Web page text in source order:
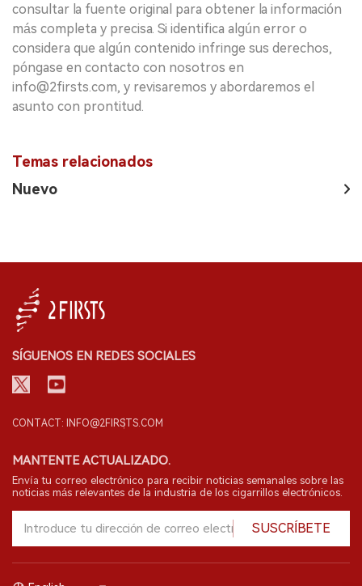
consultar la fuente original para obtener la información
más completa y precisa. Si identifica algún error o
considera que algún contenido infringe sus derechos,
póngase en contacto con nosotros en
info@2firsts.com, y revisaremos y abordaremos el
asunto con prontitud.
Temas relacionados
Nuevo
SÍGUENOS EN REDES SOCIALES
CONTACT: INFO@2FIRSTS.COM
MANTENTE ACTUALIZADO.
Envía tu correo electrónico para recibir noticias semanales sobre las
noticias más relevantes de la industria de los cigarrillos electrónicos.
SUSCRÍBETE